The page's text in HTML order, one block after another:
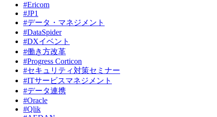
#Ericom
#JP1
#データ・マネジメント
#DataSpider
#DXイベント
#働き方改革
#Progress Corticon
#セキュリティ対策セミナー
#ITサービスマネジメント
#データ連携
#Oracle
#Qlik